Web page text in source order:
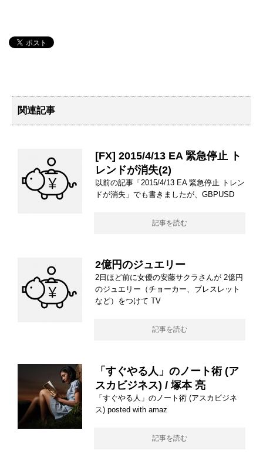
関連記事
[FX] 2015/4/13 EA 緊急停止 ト
レンドが消失(2)
以前の記事「2015/4/13 EA 緊急停止 トレン
ドが消失」でも書きましたが、GBPUSD
記事を読む
2億円のジュエリー
2日ほど前に女優の安藤サクラさんが 2億円
のジュエリー（チョーカー、ブレスレット
など）をつけて TV
記事を読む
「すぐやる人」のノート術 (ア
スカビジネス) / 塚本 亮
「すぐやる人」のノート術 (アスカビジネ
ス) posted with amaz
記事を読む